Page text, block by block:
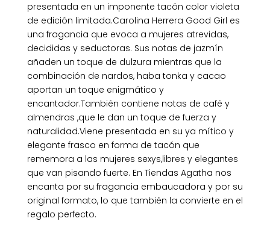
presentada en un imponente tacón color violeta
de edición limitada.Carolina Herrera Good Girl es
una fragancia que evoca a mujeres atrevidas,
decididas y seductoras. Sus notas de jazmín
añaden un toque de dulzura mientras que la
combinación de nardos, haba tonka y cacao
aportan un toque enigmático y
encantador.También contiene notas de café y
almendras ,que le dan un toque de fuerza y
naturalidad.Viene presentada en su ya mítico y
elegante frasco en forma de tacón que
rememora a las mujeres sexys,libres y elegantes
que van pisando fuerte. En Tiendas Agatha nos
encanta por su fragancia embaucadora y por su
original formato, lo que también la convierte en el
regalo perfecto.